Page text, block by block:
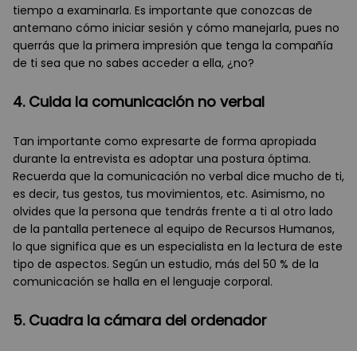
tiempo a examinarla. Es importante que conozcas de
antemano cómo iniciar sesión y cómo manejarla, pues no
querrás que la primera impresión que tenga la compañía
de ti sea que no sabes acceder a ella, ¿no?
4. Cuida la comunicación no verbal
Tan importante como expresarte de forma apropiada
durante la entrevista es adoptar una postura óptima.
Recuerda que la comunicación no verbal dice mucho de ti,
es decir, tus gestos, tus movimientos, etc. Asimismo, no
olvides que la persona que tendrás frente a ti al otro lado
de la pantalla pertenece al equipo de Recursos Humanos,
lo que significa que es un especialista en la lectura de este
tipo de aspectos. Según un estudio, más del 50 % de la
comunicación se halla en el lenguaje corporal.
5. Cuadra la cámara del ordenador